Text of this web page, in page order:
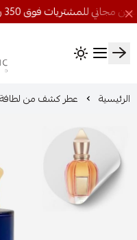
الرئيسية عطر كشف من لطافة